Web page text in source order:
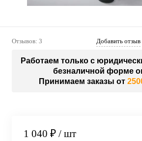
Отзывов: 3 Добавить отзыв
Работаем только с
безналичной форме
Принимаем заказы от
1 040 ₽ / шт